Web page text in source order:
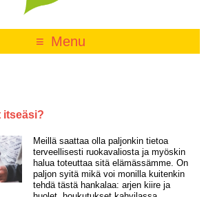
Menu
itseäsi?
Meillä saattaa olla paljonkin tietoa
terveellisesti ruokavaliosta ja myöskin
halua toteuttaa sitä elämässämme. On
paljon syitä mikä voi monilla kuitenkin
tehdä tästä hankalaa: arjen kiire ja